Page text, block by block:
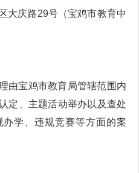
大庆路29号（宝鸡市教育中
由宝鸡市教育局管辖范围内
定、主题活动举办以及查处
学、违规竞赛等方面的案